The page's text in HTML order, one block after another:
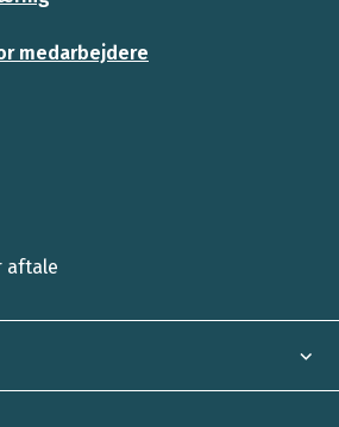
medarbejdere
aftale